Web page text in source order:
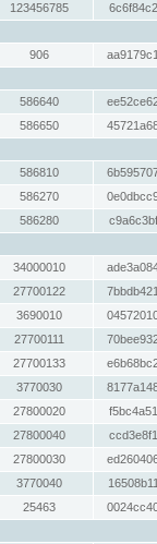
123456785
906
586640
586650
586810
586270
586280
34000010
27700122
3690010
27700111
27700133
3770030
27800020
27800040
27800030
3770040
25463